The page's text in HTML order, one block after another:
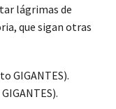
lágrimas de
que sigan otras